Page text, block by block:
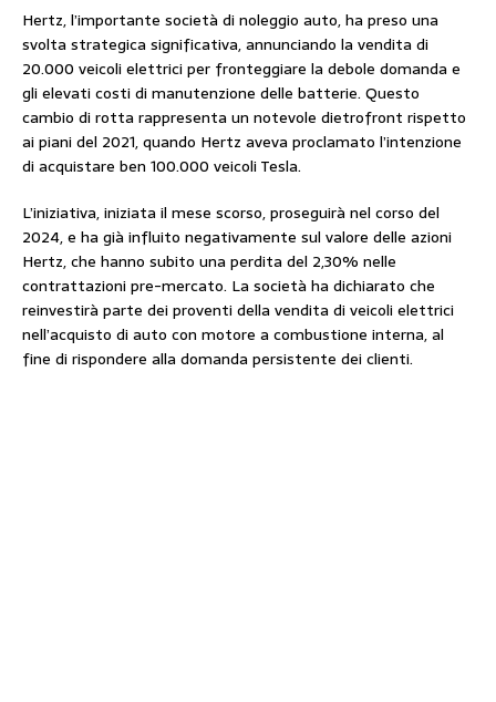
Hertz, l’importante società di noleggio auto, ha preso una
svolta strategica significativa, annunciando la vendita di
20.000 veicoli elettrici per fronteggiare la debole domanda e
gli elevati costi di manutenzione delle batterie. Questo
cambio di rotta rappresenta un notevole dietrofront rispetto
ai piani del 2021, quando Hertz aveva proclamato l’intenzione
di acquistare ben 100.000 veicoli Tesla.
L’iniziativa, iniziata il mese scorso, proseguirà nel corso del
2024, e ha già influito negativamente sul valore delle azioni
Hertz, che hanno subito una perdita del 2,30% nelle
contrattazioni pre-mercato. La società ha dichiarato che
reinvestirà parte dei proventi della vendita di veicoli elettrici
nell’acquisto di auto con motore a combustione interna, al
fine di rispondere alla domanda persistente dei clienti.